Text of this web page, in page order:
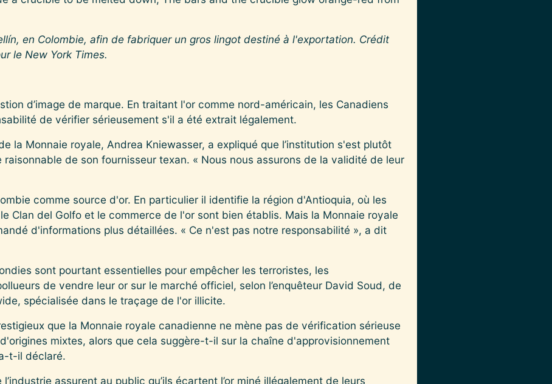
en Colombie, afin de fabriquer un gros lingot destiné à l'exportation. Crédit
le New York Times.
d’image de marque. En traitant l'or comme nord-américain, les Canadiens
de vérifier sérieusement s'il a été extrait légalement.
la Monnaie royale, Andrea Kniewasser, a expliqué que l’institution s'est plutôt
raisonnable de son fournisseur texan. « Nous nous assurons de la validité de leur
comme source d'or. En particulier il identifie la région d'Antioquia, où les
Clan del Golfo et le commerce de l'or sont bien établis. Mais la Monnaie royale
d'informations plus détaillées. « Ce n'est pas notre responsabilité », a dit
sont pourtant essentielles pour empêcher les terroristes, les
de vendre leur or sur le marché officiel, selon l’enquêteur David Soud, de
spécialisée dans le traçage de l'or illicite.
que la Monnaie royale canadienne ne mène pas de vérification sérieuse
mixtes, alors que cela suggère-t-il sur la chaîne d'approvisionnement
t-il déclaré.
assurent au public qu’ils écartent l’or miné illégalement de leurs